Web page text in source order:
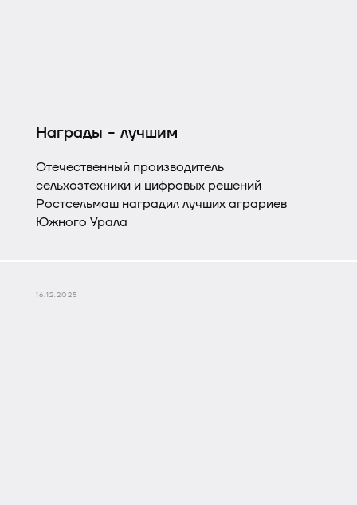
Награды - лучшим
Отечественный производитель
сельхозтехники и цифровых решений
Ростсельмаш наградил лучших аграриев
Южного Урала
16.12.2025